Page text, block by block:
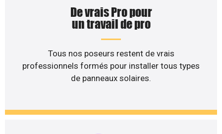
De vrais Pro pour
un travail de pro
Tous nos poseurs restent de vrais
professionnels formés pour installer tous types
de panneaux solaires.